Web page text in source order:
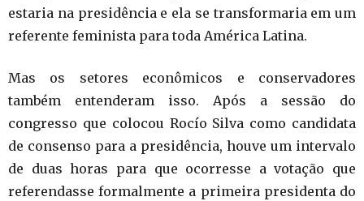
estaria na presidência e ela se transformaria em um
referente feminista para toda América Latina.
Mas os setores econômicos e conservadores
também entenderam isso. Após a sessão do
congresso que colocou Rocío Silva como candidata
de consenso para a presidência, houve um intervalo
de duas horas para que ocorresse a votação que
referendasse formalmente a primeira presidenta do